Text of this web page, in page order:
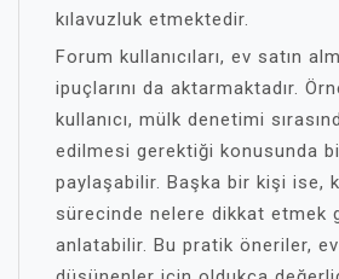
kılavuzluk etmektedir.
Forum kullanıcıları, ev satın
ipuçlarını da aktarmaktadır.
kullanıcı, mülk denetimi
edilmesi gerektiği konusunda
paylaşabilir. Başka bir kişi ise,
sürecinde nelere dikkat etmek
anlatabilir. Bu pratik öneriler, ev